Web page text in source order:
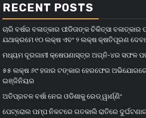
RECENT POSTS
ଚାରି ବର୍ଷର ବଳାତ୍କାର ପୀଡିତାଙ୍କ ଚିକିତ୍ସା
ଯଥାକ୍ରମେ ୧୦ ଲକ୍ଷ ଏବଂ ୨ ଲକ୍ଷ କ୍ଷତିପୂରଣ
ମଧ୍ୟମ ଦୂରଗାମୀ କ୍ଷେପଣାସ୍ତ୍ର ଅଗ୍ନି-୪ର ସଫଳ
୫୫ ଲକ୍ଷ ୬୯ ହଜାର ଟଙ୍କାର ହେରଫେର
ଇଞ୍ଜିନିୟର
ଅତିପ୍ରବଳ ବର୍ଷା ନେଇ ଓଡିଶାକୁ ରେଡ୍ ୱାର୍ଣ୍ଣିଂ
ପେଟ୍ରୋଲ ପମ୍ପ ନିକଟରେ ଗତକାଲି ରାତିରେ